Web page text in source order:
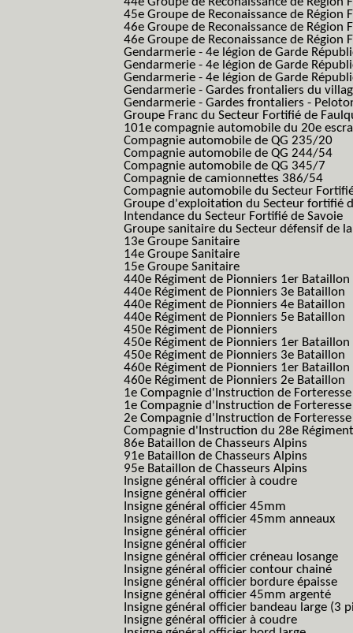
45e Groupe de Reconaissance de Région
46e Groupe de Reconaissance de Région
46e Groupe de Reconaissance de
Gendarmerie - 4e légion de Garde
Gendarmerie - 4e légion de Garde
Gendarmerie - 4e légion de Garde
Gendarmerie - Gardes frontaliers du
Gendarmerie - Gardes frontaliers -
Groupe Franc du Secteur Fortifié de
101e compagnie automobile du 20e
Compagnie automobile de QG 235/20
Compagnie automobile de QG 244/54
Compagnie automobile de QG 345/7
Compagnie de camionnettes 386/54
Compagnie automobile du Secteur
Groupe d'exploitation du Secteur fortifié
Intendance du Secteur Fortifié de Savoie
Groupe sanitaire du Secteur défensif de
13e Groupe Sanitaire
14e Groupe Sanitaire
15e Groupe Sanitaire
440e Régiment de Pionniers 1er Bataillon
440e Régiment de Pionniers 3e Bataillon
440e Régiment de Pionniers 4e Bataillon
440e Régiment de Pionniers 5e Bataillon
450e Régiment de Pionniers
450e Régiment de Pionniers 1er Bataillon
450e Régiment de Pionniers 3e Bataillon
460e Régiment de Pionniers 1er Bataillon
460e Régiment de Pionniers 2e Bataillon
1e Compagnie d'Instruction de
1e Compagnie d'Instruction de
2e Compagnie d'Instruction de
Compagnie d'Instruction du 28e
86e Bataillon de Chasseurs Alpins
91e Bataillon de Chasseurs Alpins
95e Bataillon de Chasseurs Alpins
Insigne général officier à coudre
Insigne général officier
Insigne général officier 45mm
Insigne général officier 45mm anneaux
Insigne général officier
Insigne général officier
Insigne général officier créneau losange
Insigne général officier contour chainé
Insigne général officier bordure épaisse
Insigne général officier 45mm argenté
Insigne général officier bandeau large (3
Insigne général officier à coudre